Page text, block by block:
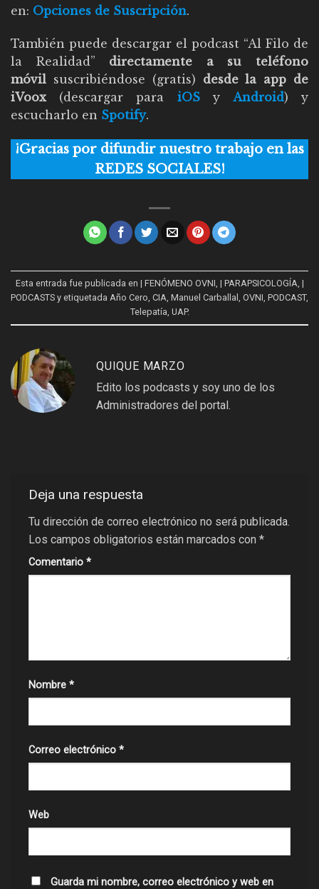
en: Opciones de Suscripción.
También puede descargar el podcast “Al Filo de
la Realidad” directamente a su teléfono
móvil suscribiéndose (gratis) desde la app de
iVoox (descargar para iOSy Android) y
escucharlo en Spotify.
¡Gracias por difundir nuestro trabajo en las
REDES SOCIALES!
Esta entrada fue publicada en | FENÓMENO OVNI | PARAPSICOLOGÍA |
PODCASTS y etiquetada Año Cero CIA Manuel Carballal OVNI PODCAST,
Telepatía UAP.
QUIQUE MARZO
Edito los podcasts y soy uno de los
Administradores del portal.
Deja una respuesta
Tu dirección de correo electrónico no será publicada.
Los campos obligatorios están marcados con *
Comentario *
Nombre *
Correo electrónico *
Web
Guarda mi nombre, correo electrónico y web en